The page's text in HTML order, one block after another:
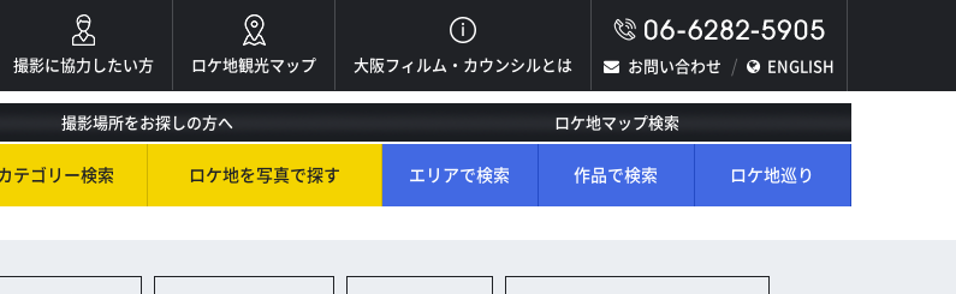
撮影に協力したい方 ロケ地観光マップ 大阪フィルム・カウンシルとは お問い合わせ ENGLISH
撮影場所をお探しの方へ
テゴリー検索 ロケ地を写真で探す
ロケ地マップ検索
エリアで検索 作品で検索 ロケ地巡り